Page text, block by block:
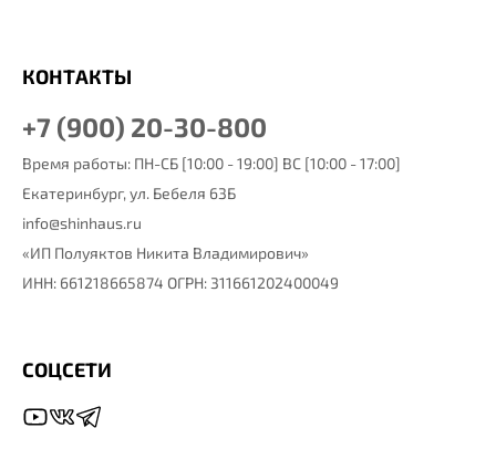
КОНТАКТЫ
+7 (900) 20-30-800
Время работы: ПН-СБ [10:00 - 19:00] ВС [10:00 - 17:00]
Екатеринбург, ул. Бебеля 63Б
info@shinhaus.ru
«ИП Полуяктов Никита Владимирович»
ИНН: 661218665874 ОГРН: 311661202400049
СОЦСЕТИ